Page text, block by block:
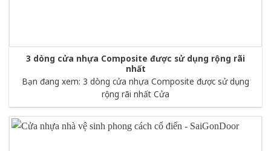
3 dòng cửa nhựa Composite được sử dụng rộng rãi
nhất
Bạn đang xem: 3 dòng cửa nhựa Composite được sử dụng
rộng rãi nhất Cửa